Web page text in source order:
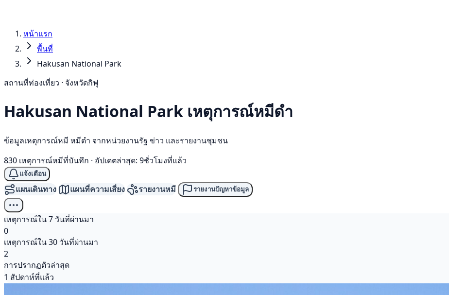
หน้าแรก
พื้นที่
Hakusan National Park
สถานที่ท่องเที่ยว · จังหวัดกิฟุ
Hakusan National Park เหตุการณ์หมีดำ
ข้อมูลเหตุการณ์หมี หมีดำ จากหน่วยงานรัฐ ข่าว และรายงานชุมชน
830 เหตุการณ์หมีที่บันทึก · อัปเดตล่าสุด: 9ชั่วโมงที่แล้ว
แจ้งเตือน
แผนเดินทาง แผนที่ความเสี่ยง รายงานหมี รายงานปัญหาข้อมูล
เหตุการณ์ใน 7 วันที่ผ่านมา
0
เหตุการณ์ใน 30 วันที่ผ่านมา
2
การปรากฏตัวล่าสุด
1 สัปดาห์ที่แล้ว